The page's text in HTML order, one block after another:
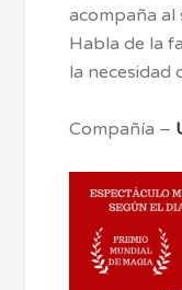
acompaña al
Habla de la
la necesidad
Compañía –